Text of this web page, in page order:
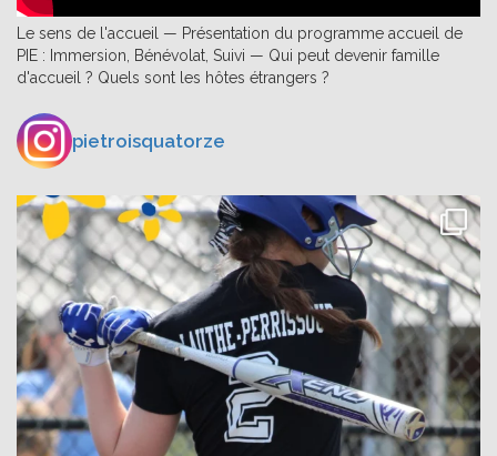
Le sens de l'accueil — Présentation du programme accueil de
PIE : Immersion, Bénévolat, Suivi — Qui peut devenir famille
d'accueil ? Quels sont les hôtes étrangers ?
pietroisquatorze